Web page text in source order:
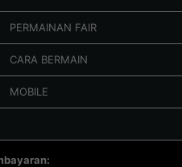
PERMAINAN FAIR
CARA BERMAIN
MOBILE